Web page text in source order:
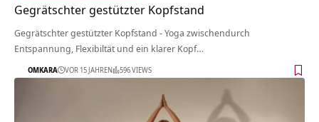
Gegrätschter gestützter Kopfstand
Gegrätschter gestützter Kopfstand - Yoga zwischendurch
Entspannung, Flexibiltät und ein klarer Kopf…
OMKARA VOR 15 JAHREN 596 VIEWS